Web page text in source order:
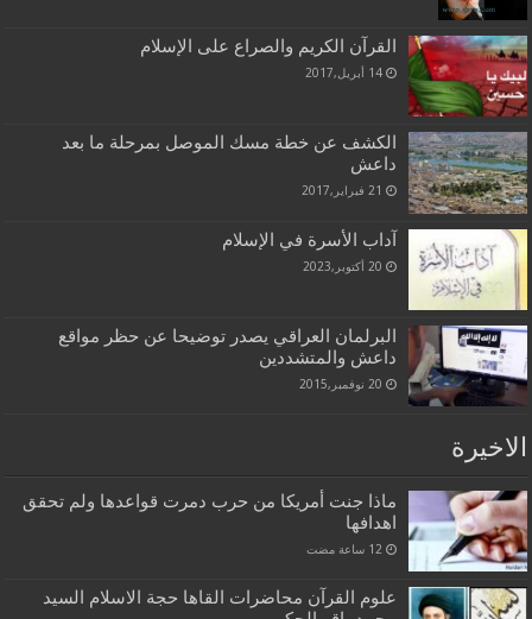
القرآن الكريم والصراع على الإسلام
14 أبريل,2017
الكشف عن خطة مسك الموصل بمرحلة ما بعد
داعش
21 فبراير,2017
آداب الأسرة في الإسلام
20 أكتوبر,2023
البرلمان العراقي يصدر توضيحا عن حظر مواقع
داعش والمتشددين
20 نوفمبر,2015
الاخيرة
ماذا جنت أمريكا من حرب دمرت قواعدها ولم تحقق
اهدافها
علوم القرآن محاضرات القاها حجة الاسلام السيد